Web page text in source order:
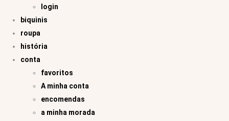
login
biquinis
roupa
história
conta
favoritos
A minha conta
encomendas
a minha morada